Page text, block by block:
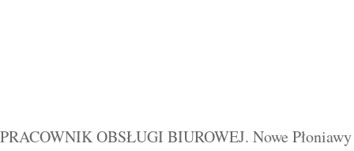
PRACOWNIK OBSŁUGI BIUROWEJ. Nowe